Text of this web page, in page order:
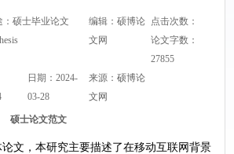
：硕士毕业论文
编辑：硕博论
文网
点击次数：
论文字数：
27855
日期：2024-
03-28
来源：硕博论
文网
硕士论文范文
文，本研究主要描述了在移动互联网背景